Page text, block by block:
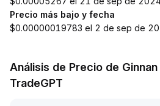
Precio más bajo y fecha
$0.00000019783 el 2 de sep de
Análisis de Precio de
TradeGPT